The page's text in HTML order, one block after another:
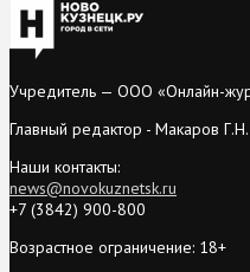
Учредитель — ООО «Онлайн-
Главный редактор - Макаров Г.Н.
Наши контакты:
news@novokuznetsk.ru
+7 (3842) 900-800
Возрастное ограничение: 18+